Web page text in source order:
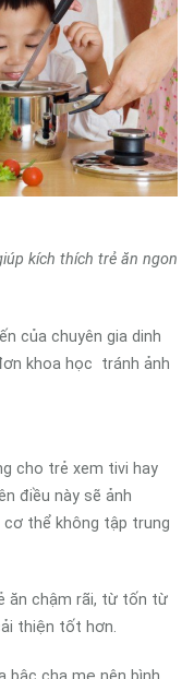
kích thích trẻ ăn ngon
của chuyên gia dinh
khoa học tránh ảnh
cho trẻ xem tivi hay
điều này sẽ ảnh
thể không tập trung
ăn chậm rãi, từ tốn từ
thiện tốt hơn.